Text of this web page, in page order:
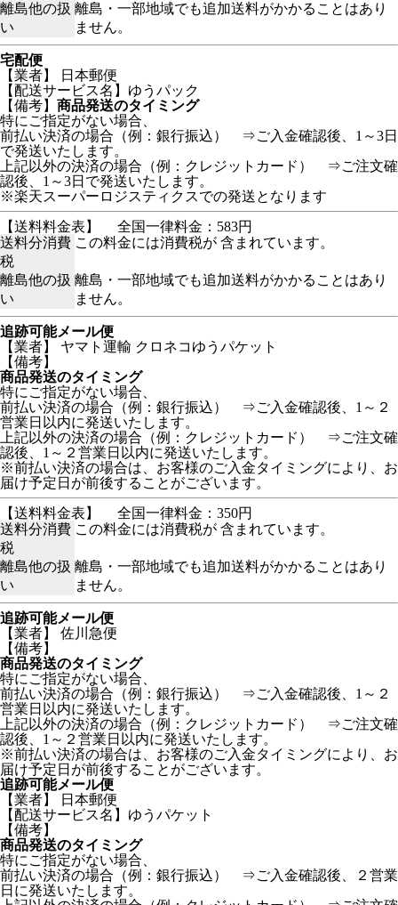
離島他の扱
い
離島・一部地域でも追加送料がかかることはあり
ません。
宅配便
【業者】 日本郵便
【配送サービス名】ゆうパック
【備考】 商品発送のタイミング
特にご指定がない場合、
前払い決済の場合（例：銀行振込） ⇒ご入金確認後、1～3日
で発送いたします。
上記以外の決済の場合（例：クレジットカード） ⇒ご注文確
認後、1～3日で発送いたします。
※楽天スーパーロジスティクスでの発送となります
【送料料金表】
全国一律料金：583円
送料分消費
税
この料金には消費税が 含まれています。
離島他の扱
い
離島・一部地域でも追加送料がかかることはあり
ません。
追跡可能メール便
【業者】 ヤマト運輸 クロネコゆうパケット
【備考】
商品発送のタイミング
特にご指定がない場合、
前払い決済の場合（例：銀行振込） ⇒ご入金確認後、1～２
営業日以内に発送いたします。
上記以外の決済の場合（例：クレジットカード） ⇒ご注文確
認後、1～２営業日以内に発送いたします。
※前払い決済の場合は、お客様のご入金タイミングにより、お
届け予定日が前後することがございます。
【送料料金表】
全国一律料金：350円
送料分消費
税
この料金には消費税が 含まれています。
離島他の扱
い
離島・一部地域でも追加送料がかかることはあり
ません。
追跡可能メール便
【業者】 佐川急便
【備考】
商品発送のタイミング
特にご指定がない場合、
前払い決済の場合（例：銀行振込） ⇒ご入金確認後、1～２
営業日以内に発送いたします。
上記以外の決済の場合（例：クレジットカード） ⇒ご注文確
認後、1～２営業日以内に発送いたします。
※前払い決済の場合は、お客様のご入金タイミングにより、お
届け予定日が前後することがございます。
追跡可能メール便
【業者】 日本郵便
【配送サービス名】ゆうパケット
【備考】
商品発送のタイミング
特にご指定がない場合、
前払い決済の場合（例：銀行振込） ⇒ご入金確認後、２営業
日に発送いたします。